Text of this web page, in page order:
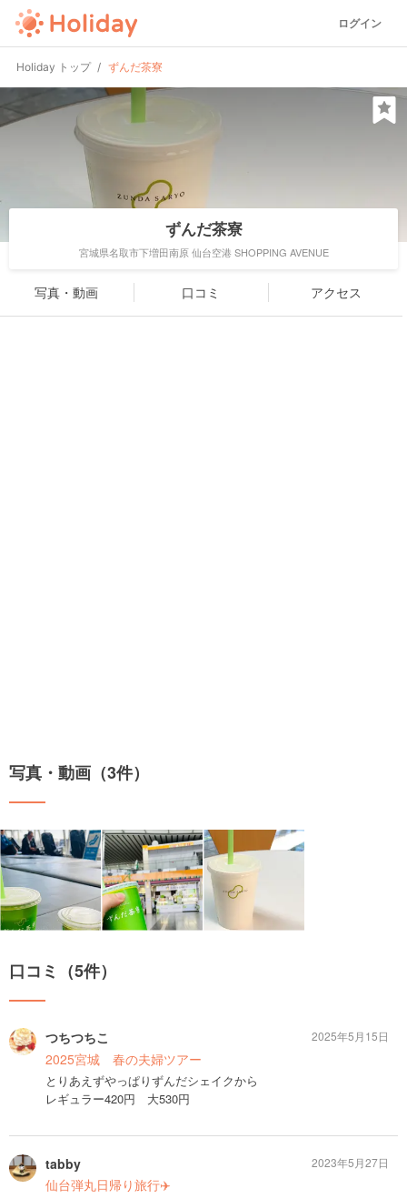
ログイン
Holiday トップ ずんだ茶寮
ずんだ茶寮
宮城県名取市下増田南原 仙台空港 SHOPPING AVENUE
写真・動画 口コミ アクセス
写真・動画（3件）
口コミ（5件）
つちつちこ
2025宮城 春の夫婦ツアー
とりあえずやっぱりずんだシェイクから
レギュラー420円 大530円
2025年5月15日
tabby
仙台弾丸日帰り旅行✈️
2023年5月27日